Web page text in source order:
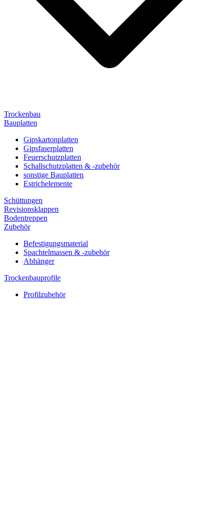
Trockenbau
Bauplatten
Gipskartonplatten
Gipsfaserplatten
Feuerschutzplatten
Schallschutzplatten & -zubehör
sonstige Bauplatten
Estrichelemente
Schüttungen
Revisionsklappen
Bodentreppen
Zubehör
Befestigungsmaterial
Spachtelmassen & -zubehör
Abhänger
Trockenbauprofile
Profilzubehör